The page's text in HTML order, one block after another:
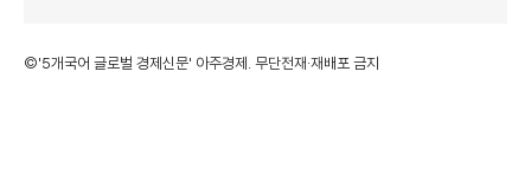
©'5개국어 글로벌 경제신문' 아주경제. 무단전재·재배포 금지